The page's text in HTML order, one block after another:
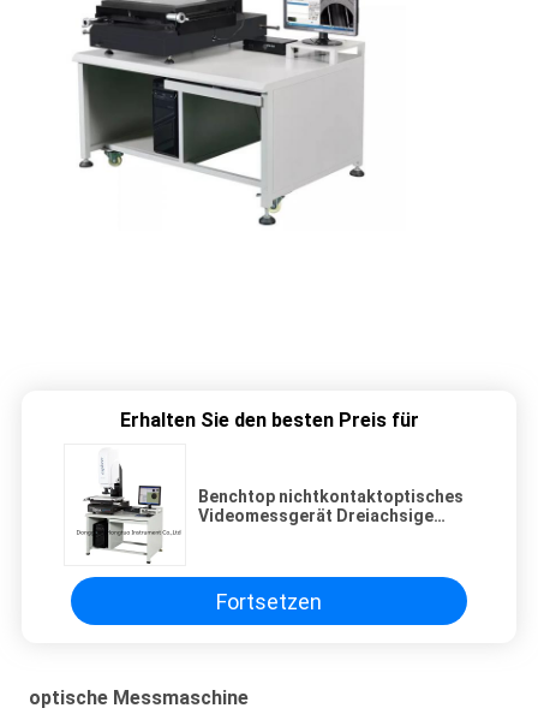
Erhalten Sie den besten Preis für
Benchtop nichtkontaktoptisches
Videomessgerät Dreiachsige
Fortsetzen
optische Messmaschine